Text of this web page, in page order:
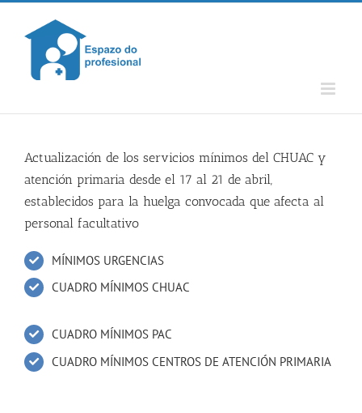
Skip
content
Actualización de los servicios mínimos del CHUAC y
atención primaria desde el 17 al 21 de abril,
establecidos para la huelga convocada que afecta al
personal facultativo
MÍNIMOS URGENCIAS
CUADRO MÍNIMOS CHUAC
CUADRO MÍNIMOS PAC
CUADRO MÍNIMOS CENTROS DE ATENCIÓN PRIMARIA